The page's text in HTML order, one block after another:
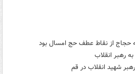
حجاج از نقاط عطف حج امسال بود
رهبر انقلاب
شهید انقلاب در قم